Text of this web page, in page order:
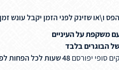
ו\או שזינק לפני הזמן יקבל עונש זמן
עם משקפתעל העיניים
הבוגרים בלבד
סופי יפורסם48 שעות לכל הפחות לפני התחרות